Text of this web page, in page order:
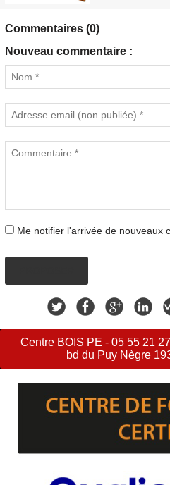
Commentaires (0)
Nouveau commentaire :
Me notifier l'arrivée de nouveaux
Centre BOIS PE - 05 55 21
bd du Puy Nègre